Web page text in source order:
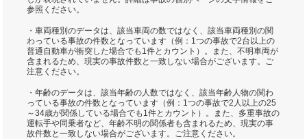
参照ください。
・車両種別のデータは、該当車両の数ではなく、該当車両種別の関
わっている事故の件数となっています（例：1つの事故で2台以上の
普通自動車が衝突した場合でも1件とカウント）。また、不明車両が
含まれるため、現実の事故件数と一致しない場合がございます。ご
注意ください。
・年齢のデータは、該当年齢の人数ではなく、該当年齢人物の関わ
っている事故の件数となっています（例：1つの事故で2人以上の25
～34歳が関係している場合でも1件とカウント）。また、多重事故の
運転手や同乗者など、年齢不明の関係者も含まれるため、現実の事
故件数と一致しない場合がございます。ご注意ください。